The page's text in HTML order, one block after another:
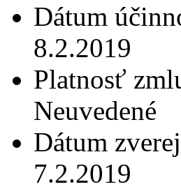
Dátum
8.2.2019
Platnosť
Neuvedené
Dátum
7.2.2019